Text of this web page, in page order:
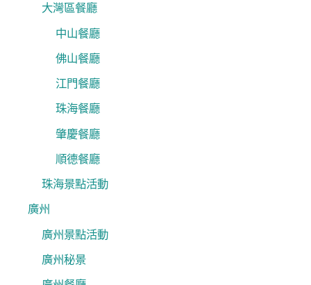
大灣區餐廳
中山餐廳
佛山餐廳
江門餐廳
珠海餐廳
肇慶餐廳
順德餐廳
珠海景點活動
廣州
廣州景點活動
廣州秘景